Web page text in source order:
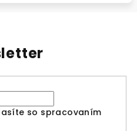
so spracovaním